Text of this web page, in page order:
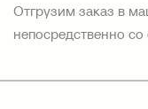
Отгрузим заказ в
непосредственно